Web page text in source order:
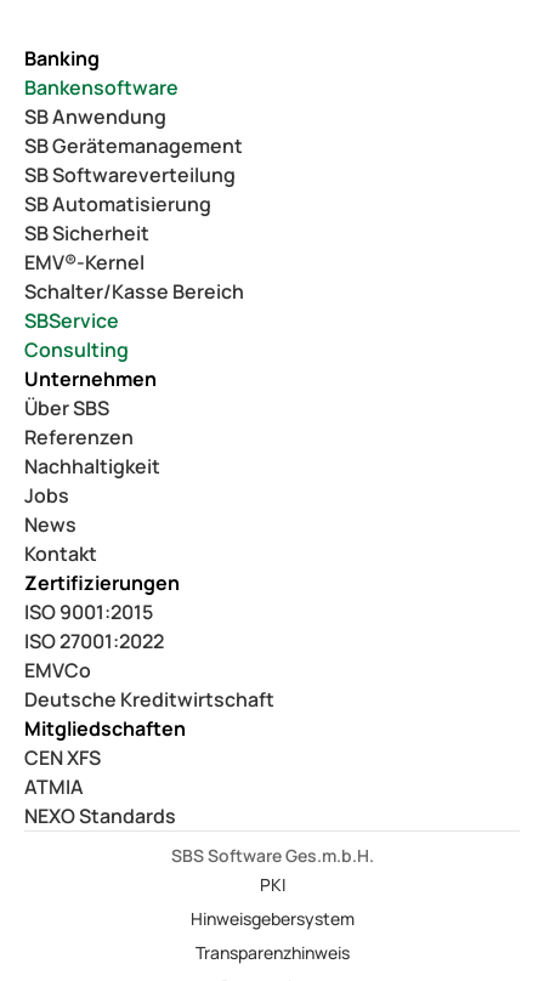
Banking
Bankensoftware
SB Anwendung
SB Gerätemanagement
SB Softwareverteilung
SB Automatisierung
SB Sicherheit
EMV®-Kernel
Schalter/Kasse Bereich
SBService
Consulting
Unternehmen
Über SBS
Referenzen
Nachhaltigkeit
Jobs
News
Kontakt
Zertifizierungen
ISO 9001:2015
ISO 27001:2022
EMVCo
Deutsche Kreditwirtschaft
Mitgliedschaften
CEN XFS
ATMIA
NEXO Standards
SBS Software Ges.m.b.H.
Hinweisgebersystem
Transparenzhinweis
PKI